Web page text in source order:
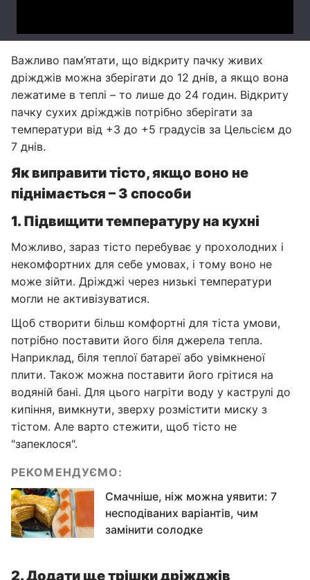
Важливо пам’ятати, що відкриту пачку живих
дріжджів можна зберігати до 12 днів, а якщо вона
лежатиме в теплі – то лише до 24 годин. Відкриту
пачку сухих дріжджів потрібно зберігати за
температури від +3 до +5 градусів за Цельсієм до
7 днів.
Як виправити тісто, якщо воно не
піднімається – 3 способи
1. Підвищити температуру на кухні
Можливо, зараз тісто перебуває у прохолодних і
некомфортних для себе умовах, і тому воно не
може зійти. Дріжджі через низькі температури
могли не активізуватися.
Щоб створити більш комфортні для тіста умови,
потрібно поставити його біля джерела тепла.
Наприклад, біля теплої батареї або увімкненої
плити. Також можна поставити його грітися на
водяній бані. Для цього нагріти воду у каструлі до
кипіння, вимкнути, зверху розмістити миску з
тістом. Але варто стежити, щоб тісто не
"запеклося".
РЕКОМЕНДУЄМО:
Смачніше, ніж можна уявити: 7
несподіваних варіантів, чим
замінити солодке
2. Додати ще трішки дріжджів